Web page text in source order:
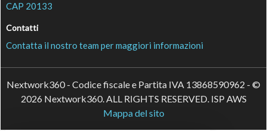
CAP 20133
Contatti
Contatta il nostro team per maggiori informazioni
Nextwork360 - Codice fiscale e Partita IVA 13868590962 - ©
2026 Nextwork360. ALL RIGHTS RESERVED. ISP AWS
Mappa del sito